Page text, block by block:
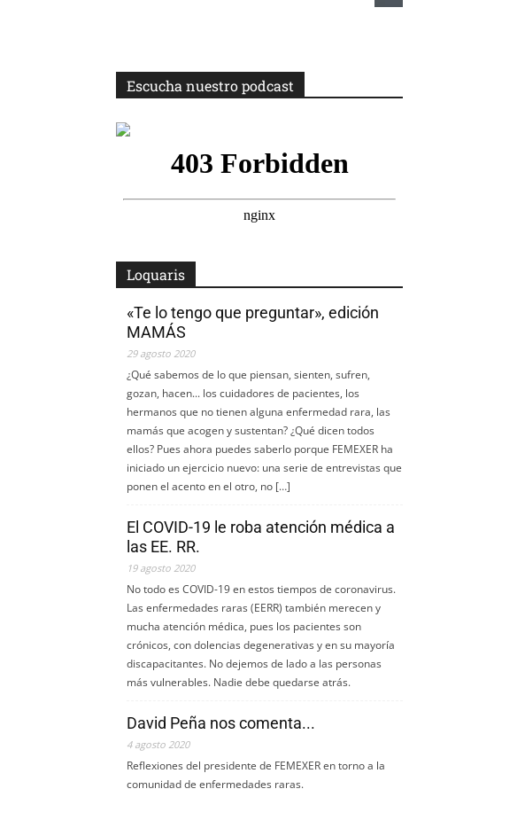
Escucha nuestro podcast
Loquaris
«Te lo tengo que preguntar», edición
MAMÁS
29 agosto 2020
¿Qué sabemos de lo que piensan, sienten, sufren,
gozan, hacen... los cuidadores de pacientes, los
hermanos que no tienen alguna enfermedad rara, las
mamás que acogen y sustentan? ¿Qué dicen todos
ellos? Pues ahora puedes saberlo porque FEMEXER ha
iniciado un ejercicio nuevo: una serie de entrevistas que
ponen el acento en el otro, no […]
El COVID-19 le roba atención médica a
las EE. RR.
19 agosto 2020
No todo es COVID-19 en estos tiempos de coronavirus.
Las enfermedades raras (EERR) también merecen y
mucha atención médica, pues los pacientes son
crónicos, con dolencias degenerativas y en su mayoría
discapacitantes. No dejemos de lado a las personas
más vulnerables. Nadie debe quedarse atrás.
David Peña nos comenta...
4 agosto 2020
Reflexiones del presidente de FEMEXER en torno a la
comunidad de enfermedades raras.